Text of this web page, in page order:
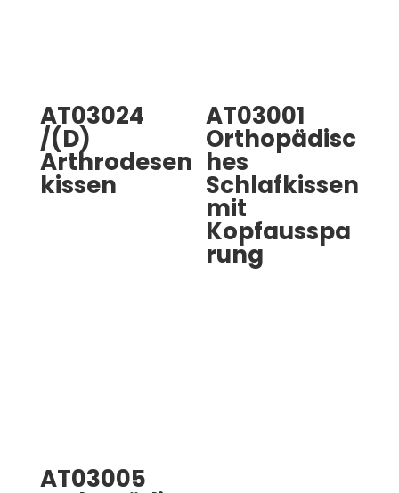
AT03024
/(D)
Arthrodesen
kissen
AT03001
Orthopädisc
hes
Schlafkissen
mit
Kopfausspa
rung
AT03005